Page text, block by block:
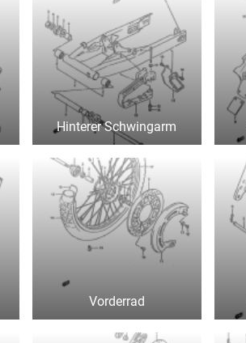
Hinterer Schwingarm
Vorderrad